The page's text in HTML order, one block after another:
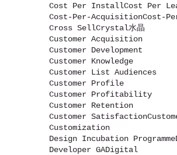
Cost Per InstallCost Per
Cost-Per-AcquisitionCost-
Cross SellCrystal水晶
Customer Acquisition
Customer Development
Customer Knowledge
Customer List Audiences
Customer Profile
Customer Profitability
Customer Retention
Customer Satisfaction
Customization
Design Incubation Programme
Developer GADigital